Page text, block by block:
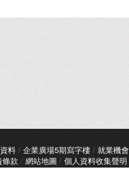
料 / 企業廣場5期寫字樓 / 就業機會
條款 / 網站地圖 / 個人資料收集聲明